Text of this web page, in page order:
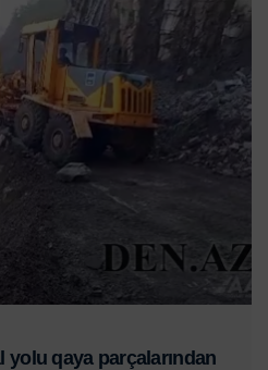
yolu qaya parçalarından